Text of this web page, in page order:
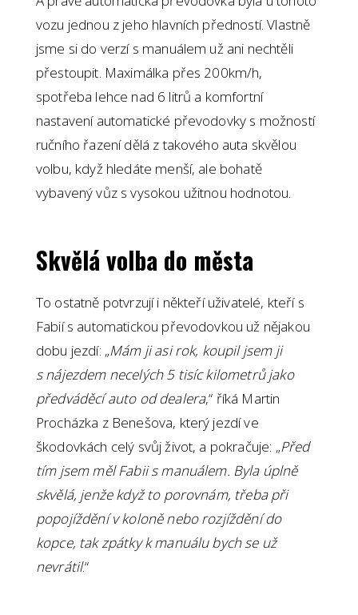
vozu jednou z jeho hlavních předností. Vlastně
jsme si do verzí s manuálem už ani nechtěli
přestoupit. Maximálka přes 200km/h,
spotřeba lehce nad 6 litrů a komfortní
nastavení automatické převodovky s možností
ručního řazení dělá z takového auta skvělou
volbu, když hledáte menší, ale bohatě
vybavený vůz s vysokou užitnou hodnotou.
Skvělá volba do města
To ostatně potvrzují i někteří uživatelé, kteří s
Fabií s automatickou převodovkou už nějakou
dobu jezdí: „Mám ji asi rok, koupil jsem ji
s nájezdem necelých 5 tisíc kilometrů jako
předváděcí auto od dealera,“ říká Martin
Procházka z Benešova, který jezdí ve
škodovkách celý svůj život, a pokračuje: „Před
tím jsem měl Fabii s manuálem. Byla úplně
skvělá, jenže když to porovnám, třeba při
popojíždění v koloně nebo rozjíždění do
kopce, tak zpátky k manuálu bych se už
nevrátil.“